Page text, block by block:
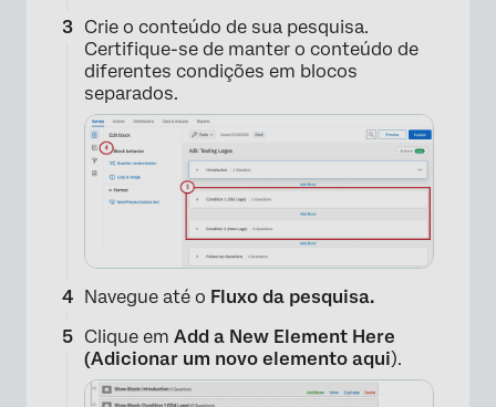
×
Crie o conteúdo de sua pesquisa.
Certifique-se de manter o conteúdo de
diferentes condições em blocos
separados.
Navegue até o Fluxo da pesquisa.
Clique em Add a New Element Here
(Adicionar um novo elemento aqui).